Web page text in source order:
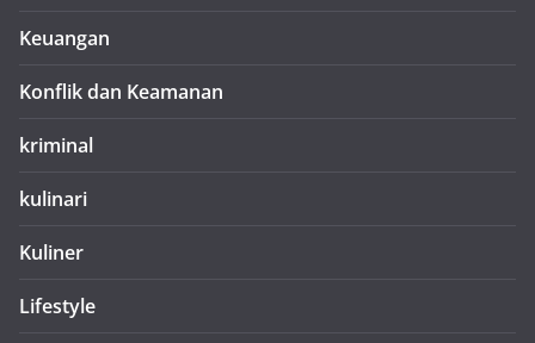
Keuangan
Konflik dan Keamanan
kriminal
kulinari
Kuliner
Lifestyle